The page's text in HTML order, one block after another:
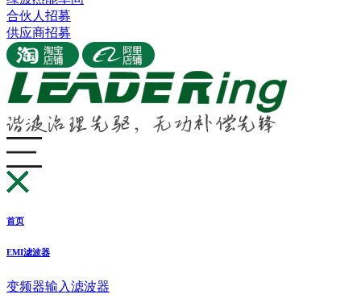
合伙人招募
供应商招募
首页
EMI滤波器
变频器输入滤波器